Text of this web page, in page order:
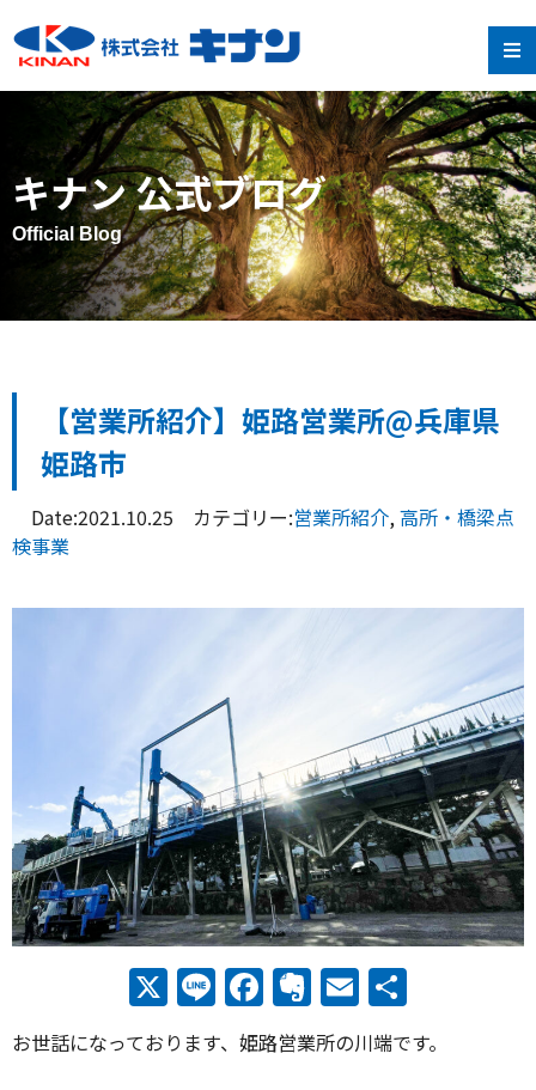
キナン 公式ブログ
Official Blog
【営業所紹介】姫路営業所@兵庫県
姫路市
Date:2021.10.25 カテゴリー:営業所紹介,高所・橋梁点
検事業
X LineFacebook
Evernote
Email
有
お世話になっております、姫路営業所の川端です。